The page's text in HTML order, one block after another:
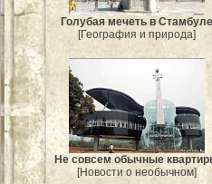
Голубая мечеть в Стамбуле
[География и природа]
Не совсем обычные
[Новости о необычном]